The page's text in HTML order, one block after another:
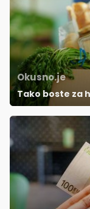
Okusno.je
Tako boste za